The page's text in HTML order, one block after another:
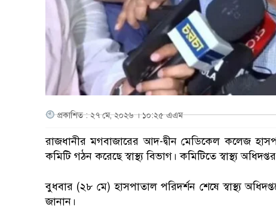
প্রকাশিত : ২৭ মে, ২০২৬ । ১০:২৫ এএম
রাজধানীর মগবাজারের আদ-দ্বীন মেডিকেল কলেজ
কমিটি গঠন করেছে স্বাস্থ্য বিভাগ। কমিটিতে স্বাস্থ্য
বুধবার (২৮ মে) হাসপাতাল পরিদর্শন শেষে স্বাস্থ্য
জানান।